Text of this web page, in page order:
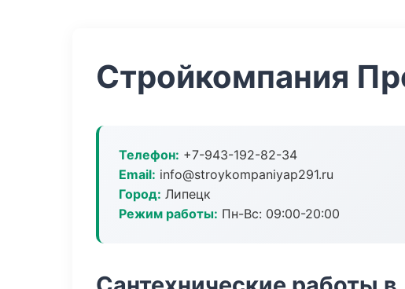
Стройкомпания
Телефон: +7-943-192-82-34
Email: info@stroykompaniyap291.ru
Город: Липецк
Режим работы: Пн-Вс: 09:00-20:00